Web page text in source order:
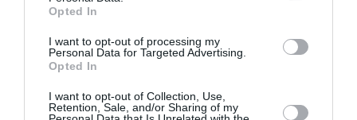
Opted In
I want to opt-out of processing my
Personal Data for Targeted Advertising.
Opted In
I want to opt-out of Collection, Use,
Retention, Sale, and/or Sharing of my
LIRE AUSSI
LE 8 AOÛT 1908 DANS LE